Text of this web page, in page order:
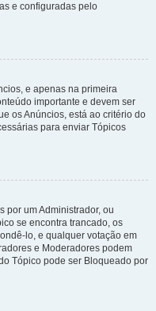
e configuradas pelo
e apenas na primeira
importante e devem ser
os Anúncios, está ao critério do
para enviar Tópicos
por um Administrador, ou
se encontra trancado, os
lo, e qualquer votação em
e Moderadores podem
Tópico pode ser Bloqueado por